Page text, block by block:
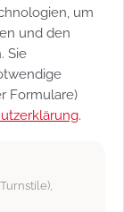
um
und den
Sie
Formulare)
.